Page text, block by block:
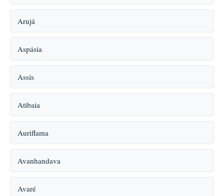
Arujá
Aspásia
Assis
Atibaia
Auriflama
Avanhandava
Avaré